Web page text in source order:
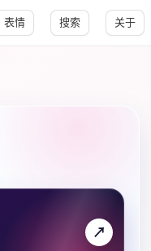
表情 搜索 关于
↗